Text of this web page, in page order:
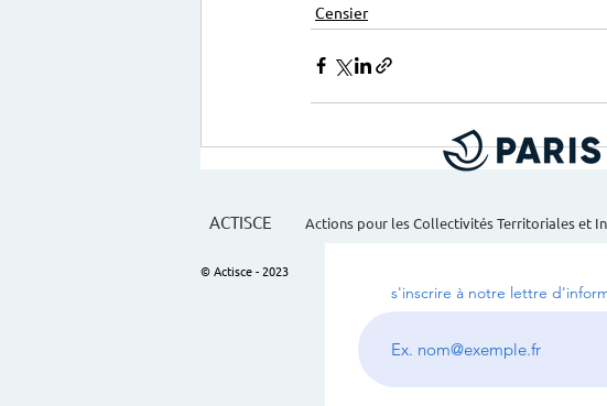
Censier
ACTISCE Actions pour les Collectivités Territoriales et
© Actisce - 2023
s'inscrire à notre lettre